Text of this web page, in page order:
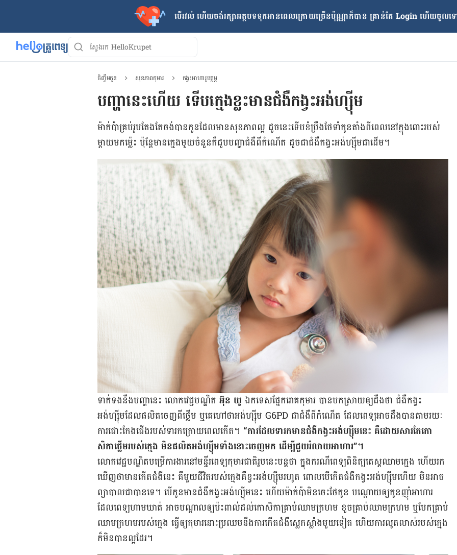
បើរវល់ ហើយចង់​រក្សាអត្ថបទទុកអានពេលក្រោយ​ច្រើនប៉ុណ្ណាក៏បាន គ្រាន់តែ​ Login ហើយចូលទ
ចិញ្ចឹមកូន សុខភាពកុមារ កង្វះអាហារូបត្ថម្ភ
បញ្ហានេះ​ហើយ ទើបក្មេងខ្លះមានជំងឺកង្វះអង់ហ្ស៊ីម
ម៉ាក់​ប៉ា​គ្រប់​រូប​តែង​តែ​ចង់​បាន​កូន​ដែល​មាន​សុខភាព​ល្អ ដូច​នេះ​ទើប​ខំ​ប្រឹង​ថែ​ទាំ​កូន​តាំង​ពី​ពេល​នៅ​ក្នុង​ពោះ​របស់​
ម្ដាយ​មក​ម្ល៉េះ ប៉ុន្តែ​មាន​ក្មេងមួយ​ចំនួន​ក៏​​ជួប​បញ្ហា​ជំងឺ​ពី​កំណើត​ ដូច​ជា​ជំងឺ​កង្វះ​អង់ហ្ស៊ីម​ជាដើម។
ទាក់​ទង​នឹង​បញ្ហា​នេះ លោក​វេជ្ជបណ្ឌិត អ៊ុន យូឯកទេស​ផ្នែក​រោគ​កុមារ បាន​បកស្រាយ​ឲ្យ​ដឹង​ថា ជំងឺ​កង្វះ​
អង់ហ្ស៊ីម​ដែល​ផលិត​ចេញ​ពី​ថ្លើម ឬ​គេ​ហៅ​ថាអង់ហ្ស៊ីម G6PD ជា​ជំងឺ​ពី​កំណើត ដែល​ពេទ្យ​អាច​ដឹង​បាន​តាម​រយៈ​
ការ​ជោះ​កែង​ជើង​របស់​ទារក​ក្រោយ​ពេល​កើត​។ “ការ​ដែល​ទារក​មាន​ជំងឺ​កង្វះ​អង់ហ្ស៊ីម​នេះ គឺ​ដោយ​សារ​តែ​កោ
សិកា​ថ្លើម​របស់​ក្មេង មិន​ផលិត​អង់ហ្ស៊ីម​ទាំង​នោះ​ចេញ​មក ដើម្បី​ជួយ​​រំលាយ​អាហារ”។
លោក​វេជ្ជបណ្ឌិត​បម្រើ​ការងារ​នៅ​មន្ទីរពេទ្យ​កុមារ​ជាតិ​រូប​នេះ​បន្ត​​ថា ក្នុង​ករណី​​ពេទ្យ​ពិនិត្យ​តេស្តឈាម​ក្មេង​ ហើយ​រក​
ឃើញ​ថា​មាន​កើត​ជំងឺ​នេះ គឺ​មួយ​ជីវិត​របស់​ក្មេង​គឺ​ខ្វះ​អង់ហ្ស៊ីម​រហូត ពោល​បើ​កើត​ជំងឺ​កង្វះ​អង់ហ្ស៊ីម​ហើយ​ មិន​អាច​
ព្យាបាល​ជា​បាន​ទេ។ បើ​កូន​មាន​ជំងឺ​កង្វះ​អង់ហ្ស៊ីម​នេះ ហើយ​ម៉ាក់​ប៉ា​មិន​ចេះ​ថែ​កូន បណ្ដោយ​ឲ្យ​កូន​ញ៉ាំ​អាហារ​
ដែល​ពេទ្យ​ហាម​ឃាត់ អាច​បណ្ដាល​ឲ្យ​ប៉ះពាល់​ដល់​កោសិកា​គ្រាប់​ឈាម​ក្រហម ខូច​គ្រាប់​ឈាម​ក្រហម ឬ​បែក​គ្រាប់​
ឈាម​ក្រហម​របស់​ក្មេង ធ្វើ​ឲ្យ​កុមារ​នោះ​ប្រឈម​នឹង​ការ​កើត​ជំងឺ​ស្លេក​ស្លាំង​មួយ​ទៀត ហើយ​ការ​លូត​លាស់​របស់​ក្មេង​
ក៏​មិន​បាន​ល្អ​ដែរ។